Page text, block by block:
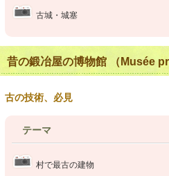
古城・城塞
昔の鍛冶屋の博物館 （Musée
古の技術、必見
テーマ
村で最古の建物